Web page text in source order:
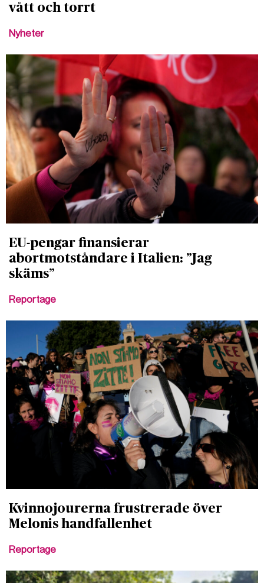
vått och torrt
Nyheter
EU-pengar finansierar
abortmotståndare i Italien: ”Jag
skäms”
Reportage
Kvinnojourerna frustrerade över
Melonis handfallenhet
Reportage